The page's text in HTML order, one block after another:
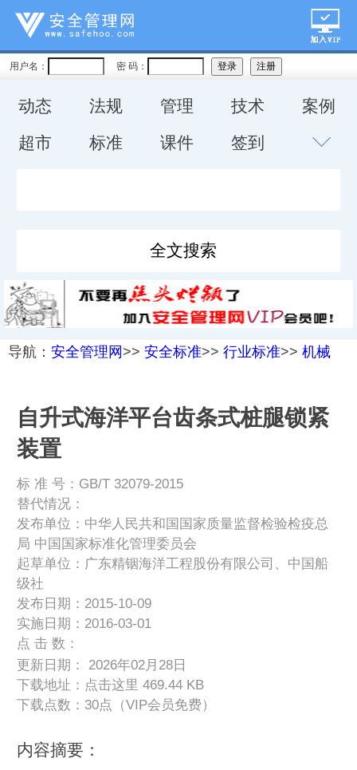
用户名： 密 码：
动态 法规 管理 技术
案例
超市
标准 课件 签到
导航： 安全管理网 >> 安全标准>> 行业标准>> 机械
自升式海洋平台齿条式桩腿锁紧
装置
标 准 号：GB/T 32079-2015
替代情况：
发布单位：中华人民共和国国家质量监督检验检疫总
局 中国国家标准化管理委员会
起草单位：广东精铟海洋工程股份有限公司、中国船
级社
发布日期：2015-10-09
实施日期：2016-03-01
点 击 数：
更新日期： 2026年02月28日
下载地址： 点击这里 469.44 KB
下载点数：30点（VIP会员免费）
内容摘要：